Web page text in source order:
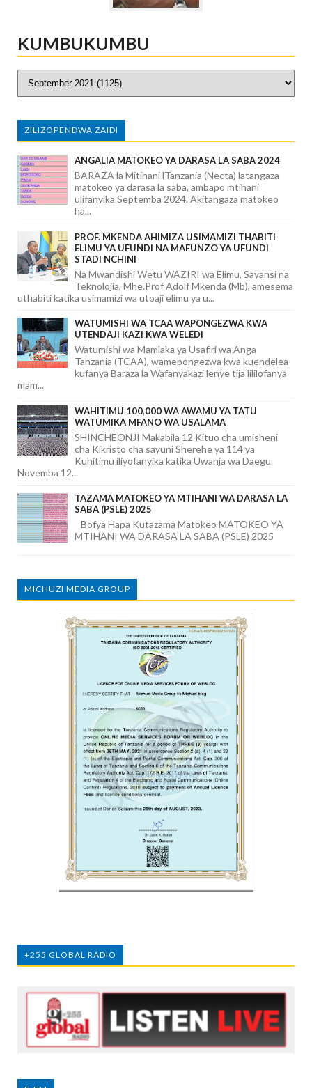
KUMBUKUMBU
ZILIZOPENDWA ZAIDI
ANGALIA MATOKEO YA DARASA LA SABA 2024
BARAZA la Mitihani lTanzania (Necta) latangaza
matokeo ya darasa la saba, ambapo mtihani
ulifanyika Septemba 2024. Akitangaza matokeo
ha...
PROF. MKENDA AHIMIZA USIMAMIZI THABITI
ELIMU YA UFUNDI NA MAFUNZO YA UFUNDI
STADI NCHINI
Na Mwandishi Wetu WAZIRI wa Elimu, Sayansi na
Teknolojia, Mhe.Prof Adolf Mkenda (Mb), amesema
uthabiti katika usimamizi wa utoaji elimu ya u...
WATUMISHI WA TCAA WAPONGEZWA KWA
UTENDAJI KAZI KWA WELEDI
Watumishi wa Mamlaka ya Usafiri wa Anga
Tanzania (TCAA), wamepongezwa kwa kuendelea
kufanya Baraza la Wafanyakazi lenye tija lililofanya
mam...
WAHITIMU 100,000 WA AWAMU YA TATU
WATUMIKA MFANO WA USALAMA
SHINCHEONJI Makabila 12 Kituo cha umisheni
cha Kikristo cha sayuni Sherehe ya 114 ya
Kuhitimu iliyofanyika katika Uwanja wa Daegu
Novemba 12...
TAZAMA MATOKEO YA MTIHANI WA DARASA LA
SABA (PSLE) 2025
Bofya Hapa Kutazama Matokeo MATOKEO YA
MTIHANI WA DARASA LA SABA (PSLE) 2025
MICHUZI MEDIA GROUP
+255 GLOBAL RADIO